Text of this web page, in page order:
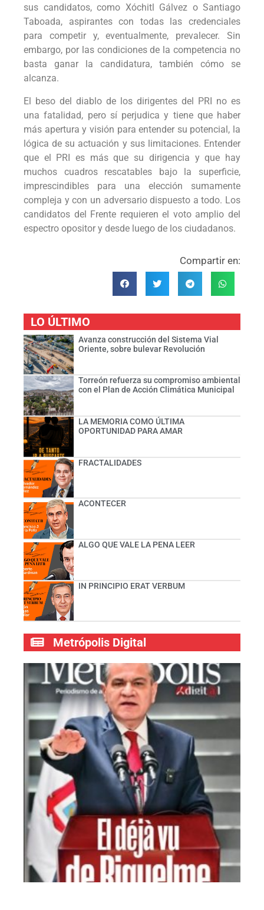
sus candidatos, como Xóchitl Gálvez o Santiago
Taboada, aspirantes con todas las credenciales
para competir y, eventualmente, prevalecer. Sin
embargo, por las condiciones de la competencia no
basta ganar la candidatura, también cómo se
alcanza.
El beso del diablo de los dirigentes del PRI no es
una fatalidad, pero sí perjudica y tiene que haber
más apertura y visión para entender su potencial, la
lógica de su actuación y sus limitaciones. Entender
que el PRI es más que su dirigencia y que hay
muchos cuadros rescatables bajo la superficie,
imprescindibles para una elección sumamente
compleja y con un adversario dispuesto a todo. Los
candidatos del Frente requieren el voto amplio del
espectro opositor y desde luego de los ciudadanos.
Compartir en:
LO ÚLTIMO
Avanza construcción del Sistema Vial
Oriente, sobre bulevar Revolución
Torreón refuerza su compromiso ambiental
con el Plan de Acción Climática Municipal
LA MEMORIA COMO ÚLTIMA
OPORTUNIDAD PARA AMAR
FRACTALIDADES
ACONTECER
ALGO QUE VALE LA PENA LEER
IN PRINCIPIO ERAT VERBUM
Metrópolis Digital